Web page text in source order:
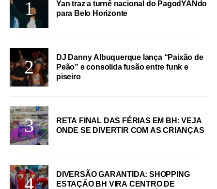
Yan traz a turnê nacional do PagodYANdo
para Belo Horizonte
DJ Danny Albuquerque lança “Paixão de
Peão” e consolida fusão entre funk e
piseiro
RETA FINAL DAS FÉRIAS EM BH: VEJA
ONDE SE DIVERTIR COM AS CRIANÇAS
DIVERSÃO GARANTIDA: SHOPPING
ESTAÇÃO BH VIRA CENTRO DE